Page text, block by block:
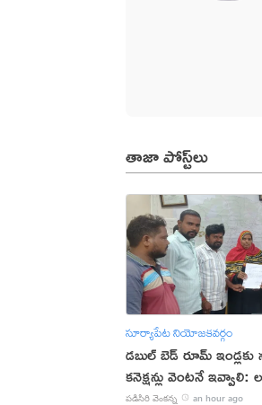
తాజా పోస్ట్‌లు
సూర్యాపేట నియోజకవర్గం
డబుల్ బెడ్ రూమ్ ఇండ్లకు
కనెక్షన్లు వెంటనే ఇవ్వాలి:
పడిసిరి వెంకన్న an hour ago